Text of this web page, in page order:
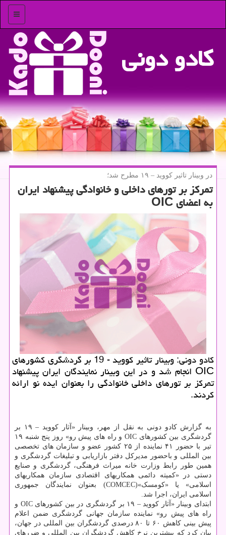
منو
كادو دونی
در وبینار تاثیر كووید – ۱۹ مطرح شد؛
تمركز بر تورهای داخلی و خانوادگی پیشنهاد ایران
به اعضای OIC
كادو دونی: وبینار تاثیر كووید - 19 بر گردشگری كشورهای
OIC انجام شد و در این وبینار نمایندگان ایران پیشنهاد
تمركز بر تورهای داخلی خانوادگی را بعنوان ایده نو ارائه
كردند.
به گزارش کادو دونی به نقل از مهر، وبینار «آثار کووید – ۱۹ بر
گردشگری بین کشورهای OIC و راه های پیش رو» روز پنج شنبه ۱۹
تیر با حضور ۴۱ نماینده از ۲۵ کشور عضو و سازمان های تخصصی
بین المللی و باحضور مدیرکل دفتر بازاریابی و تبلیغات گردشگری و
همین طور رابط وزارت خانه میراث فرهنگی، گردشگری و صنایع
دستی در «کمیته دائمی همکاریهای اقتصادی سازمان همکاریهای
اسلامی» یا «کومسک»(COMCEC) بعنوان نمایندگان جمهوری
اسلامی ایران، اجرا شد.
ابتدای وبینار «آثار کووید – ۱۹ بر گردشگری در بین کشورهای OIC و
راه های پیش رو» نماینده سازمان جهانی گردشگری ضمن اعلام
پیش بینی کاهش ۶۰ تا ۸۰ درصدی گردشگران بین المللی در جهان،
بیان کرد که بیشترین نرخ کاهش گردشگران بین المللی و ضررهای